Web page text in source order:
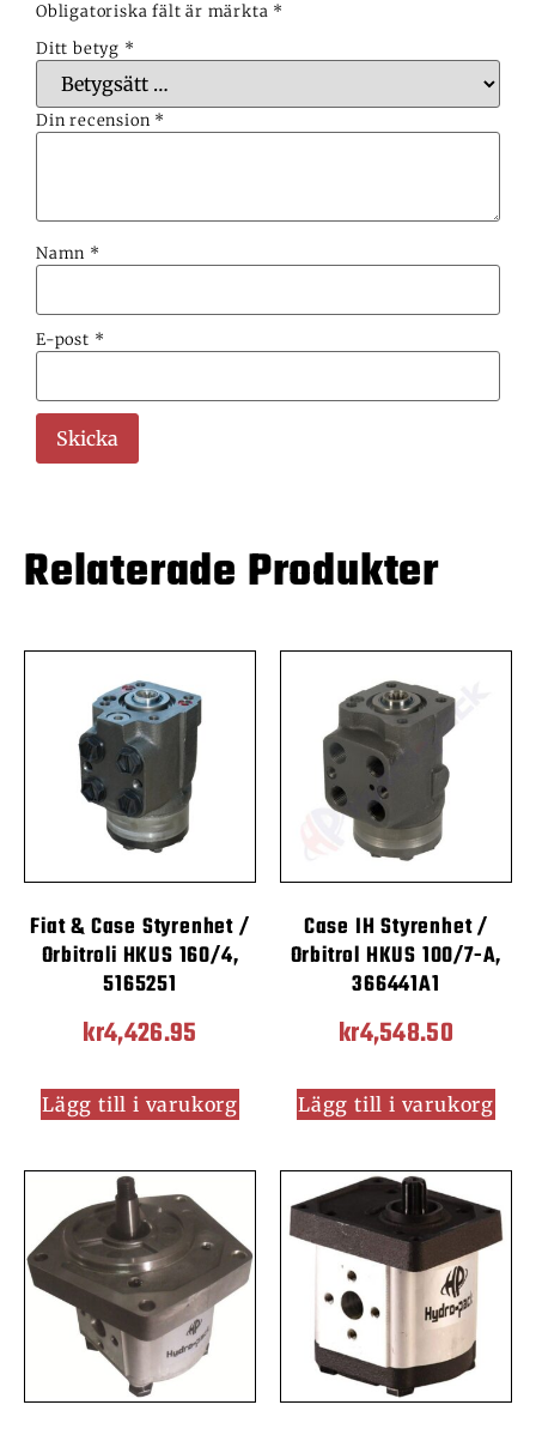
Obligatoriska fält är märkta *
Ditt betyg *
Din recension *
Namn *
E-post *
Relaterade Produkter
Fiat & Case Styrenhet /
Orbitroli HKUS 160/4,
5165251
kr4,426.95
Lägg till i varukorg
Case IH Styrenhet /
Orbitrol HKUS 100/7-A,
366441A1
kr4,548.50
Lägg till i varukorg